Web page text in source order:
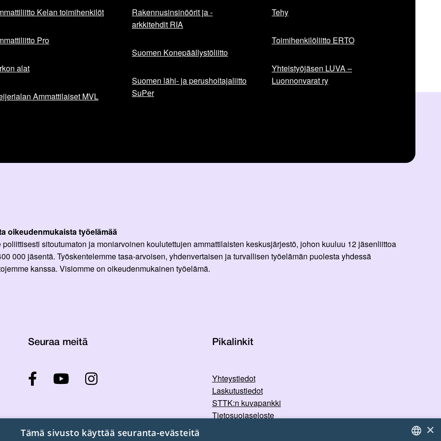
Kelan toimihenkilöt
Pro
alat
Ammattilaiset MVL
Rakennusinsinöörit ja -
arkkitehdit RIA
Suomen Konepäällystöliitto
Suomen lähi- ja perushoitajaliitto
SuPer
Tehy
Toimihenkilöliitto ERTO
Yhteistyöjäsen LUVA –
Luonnonvarat ry
oikeudenmukaista työelämää
poliittisesti sitoutumaton ja moniarvoinen koulutettujen ammattilaisten keskusjärjestö, johon kuuluu 12 jäsenliittoa
000 jäsentä. Työskentelemme tasa-arvoisen, yhdenvertaisen ja turvallisen työelämän puolesta yhdessä
kanssa. Visiomme on oikeudenmukainen työelämä.
Seuraa meitä Pikalinkit
Yhteystiedot
Laskutustiedot
STTK:n kuvapankki
Tietosuojaseloste
×
Tämä sivusto käyttää seuranta-evästeitä